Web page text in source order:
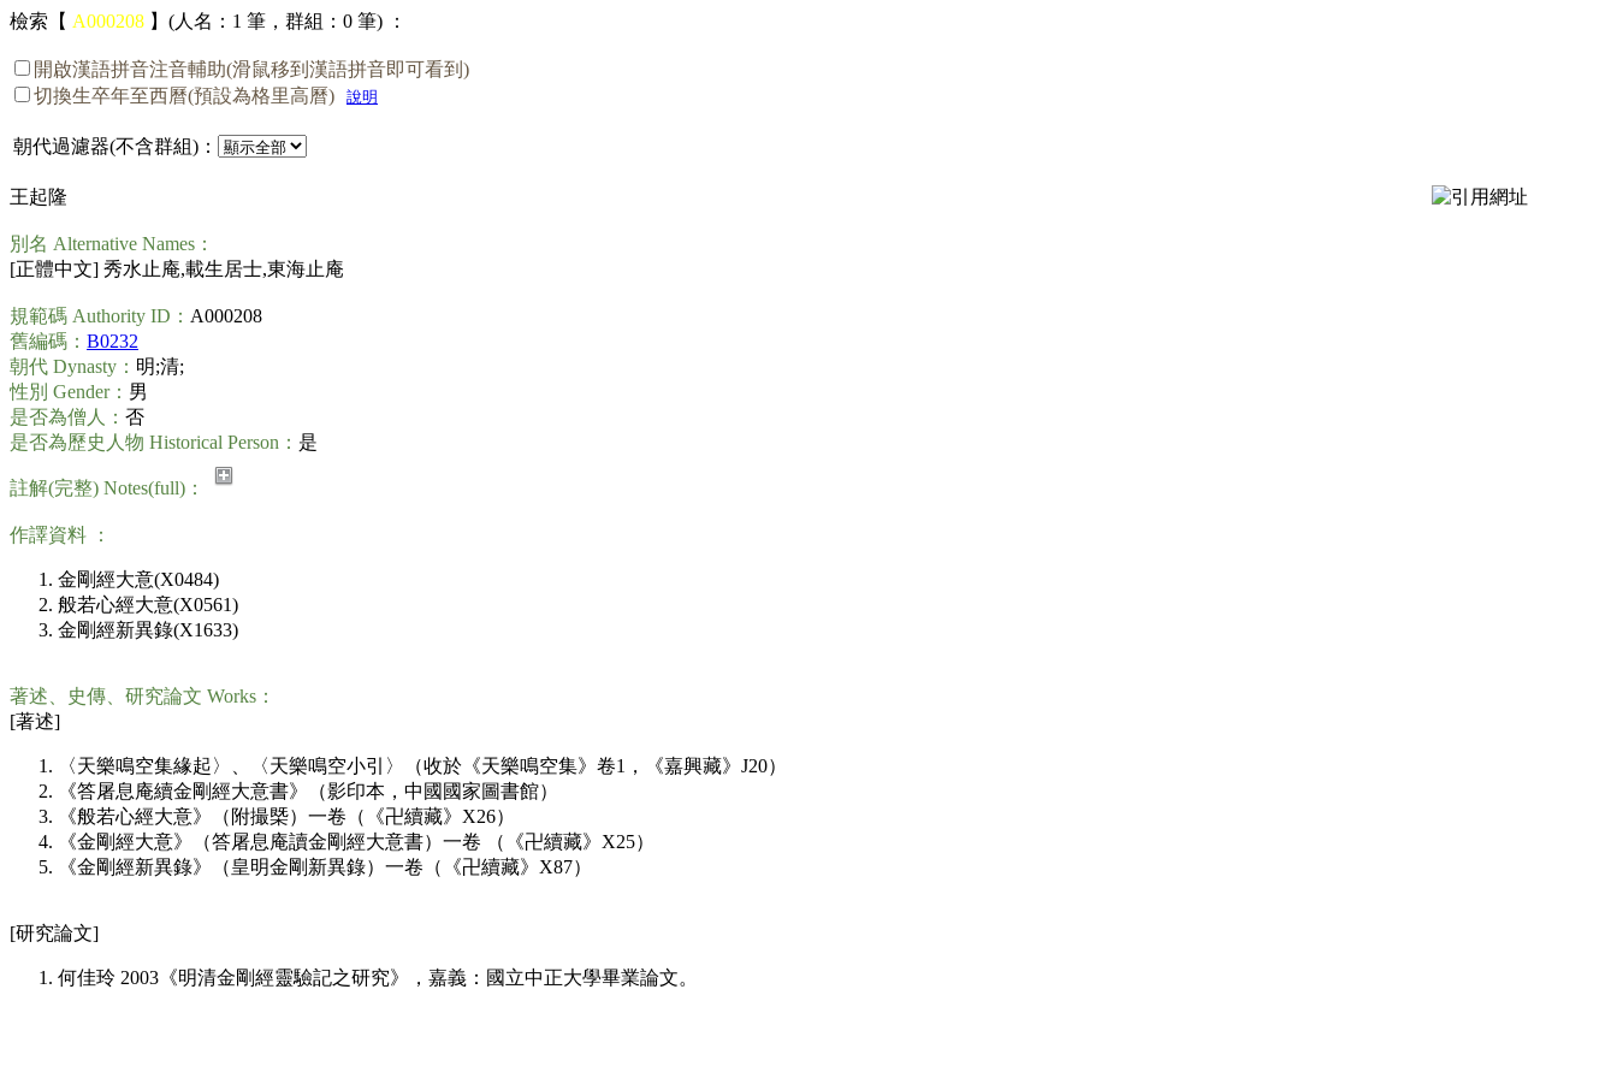
檢索【 A000208 】(人名：1 筆，群組：0 筆) ：
開啟漢語拼音注音輔助(滑鼠移到漢語拼音即可看到)
切換生卒年至西曆(預設為格里高曆)
說明
朝代過濾器(不含群組)：
王起隆
別名 Alternative Names：
[正體中文] 秀水止庵,載生居士,東海止庵
規範碼 Authority ID： A000208
舊編碼： B0232
朝代 Dynasty： 明;清;
性別 Gender： 男
是否為僧人： 否
是否為歷史人物 Historical Person： 是
註解(完整) Notes(full)：
作譯資料 ：
金剛經大意(X0484)
般若心經大意(X0561)
金剛經新異錄(X1633)
著述、史傳、研究論文 Works：
[著述]
〈天樂鳴空集緣起〉、〈天樂鳴空小引〉（收於《天樂鳴空集》卷1，《嘉興藏》J20）
《答屠息庵續金剛經大意書》（影印本，中國國家圖書館）
《般若心經大意》（附撮槩）一卷（《卍續藏》X26）
《金剛經大意》（答屠息庵讀金剛經大意書）一卷 （《卍續藏》X25）
《金剛經新異錄》（皇明金剛新異錄）一卷（《卍續藏》X87）
[研究論文]
何佳玲 2003《明清金剛經靈驗記之研究》，嘉義：國立中正大學畢業論文。